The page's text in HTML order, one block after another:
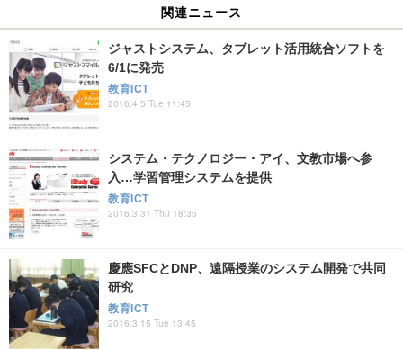
関連ニュース
ジャストシステム、タブレット活用統合ソフトを
6/1に発売
教育ICT
2016.4.5 Tue 11:45
システム・テクノロジー・アイ、文教市場へ参
入…学習管理システムを提供
教育ICT
2016.3.31 Thu 18:35
慶應SFCとDNP、遠隔授業のシステム開発で共同
研究
教育ICT
2016.3.15 Tue 13:45